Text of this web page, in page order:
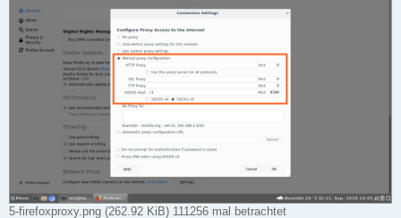
5-firefoxproxy.png (262.92 KiB) 111256 mal betrachtet